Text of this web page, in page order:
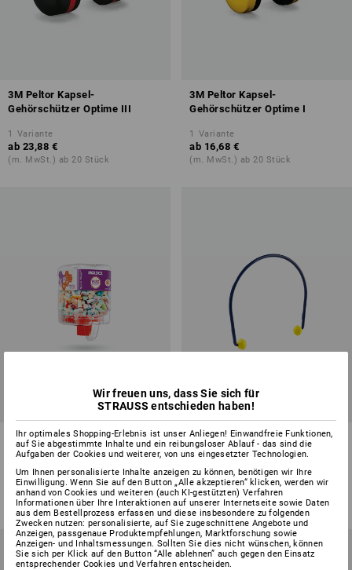
3M Peltor Kapsel-
Gehörschützer Optime III
1 Variante
ab 23,88 €
(m. MwSt.) ab 20 Stück
3M Peltor Kapsel-
Gehörschützer Optime I
1 Variante
ab 16,68 €
(m. MwSt.) ab 20 Stück
Moldex Spenderstation Spark
Plugs soft
Varianten
ab 49,08 €
(m. MwSt.) ab 8 Sets
3M Bügelgehörschutz E.A.R.-
Caps
1 Variante
ab 4,19 €
(m. MwSt.) ab 40 Stück
Wir freuen uns, dass Sie sich für
STRAUSS entschieden haben!
Ihr optimales Shopping-Erlebnis ist unser Anliegen! Einwandfreie Funktionen,
auf Sie abgestimmte Inhalte und ein reibungsloser Ablauf - das sind die
Aufgaben der Cookies und weiterer, von uns eingesetzter Technologien.
Um Ihnen personalisierte Inhalte anzeigen zu können, benötigen wir Ihre
Einwilligung. Wenn Sie auf den Button „Alle akzeptieren“ klicken, werden wir
anhand von Cookies und weiteren (auch KI-gestützten) Verfahren
Informationen über Ihre Interaktionen auf unserer Internetseite sowie Daten
aus dem Bestellprozess erfassen und diese insbesondere zu folgenden
Zwecken nutzen: personalisierte, auf Sie zugeschnittene Angebote und
Anzeigen, passgenaue Produktempfehlungen, Marktforschung sowie
Anzeigen- und Inhaltsmessungen. Sollten Sie dies nicht wünschen, können
Sie sich per Klick auf den Button “Alle ablehnen” auch gegen den Einsatz
entsprechender Cookies und Verfahren entscheiden.